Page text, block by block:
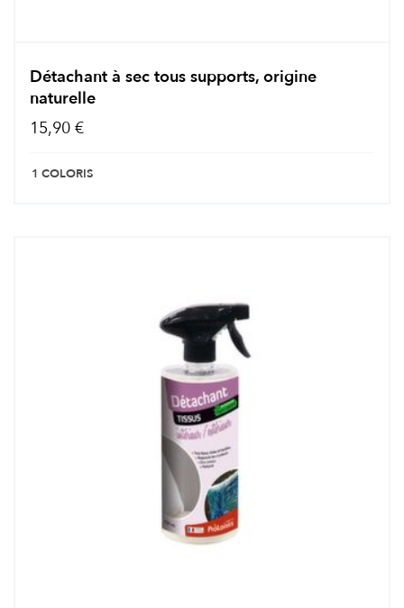
Détachant à sec tous supports, origine
naturelle
15,90 €
1 COLORIS